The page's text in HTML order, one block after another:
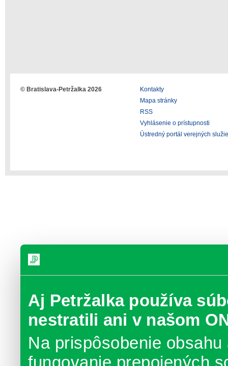
Aj Petržalka používa
nestratili ani v našom
Na prispôsobenie
© Bratislava-Petržalka 2026
Kontakty
Mapa stránky
RSS
Vyhlásenie o prístupnosti
Ústredný portál verejných